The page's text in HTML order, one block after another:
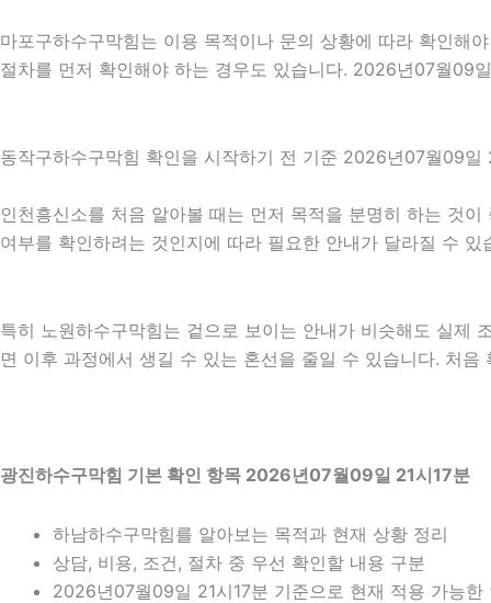
마포구하수구막힘는 이용 목적이나 문의 상황에 따라 확인해
절차를 먼저 확인해야 하는 경우도 있습니다. 2026년07월09
동작구하수구막힘 확인을 시작하기 전 기준 2026년07월09일
인천흥신소를 처음 알아볼 때는 먼저 목적을 분명히 하는 것
여부를 확인하려는 것인지에 따라 필요한 안내가 달라질 수
특히 노원하수구막힘는 겉으로 보이는 안내가 비슷해도 실제
면 이후 과정에서 생길 수 있는 혼선을 줄일 수 있습니다. 처
광진하수구막힘 기본 확인 항목 2026년07월09일 21시17분
하남하수구막힘를 알아보는 목적과 현재 상황 정리
상담, 비용, 조건, 절차 중 우선 확인할 내용 구분
2026년07월09일 21시17분 기준으로 현재 적용 가능한